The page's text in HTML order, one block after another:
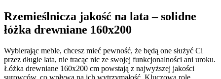
Rzemieślnicza jakość na lata – solidne
łóżka drewniane 160x200
Wybierając meble, chcesz mieć pewność, że będą one służyć Ci
przez długie lata, nie tracąc nic ze swojej funkcjonalności ani uroku.
Łóżka drewniane 160x200 cm powstają z najwyższej jakości
surowców, co wpływa na ich wytrzymałość. Kluczową rolę